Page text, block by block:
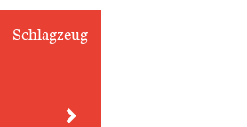
Schlagzeug